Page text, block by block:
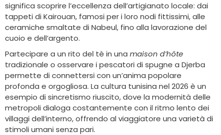
significa scoprire l’eccellenza dell’artigianato locale: dai
tappeti di Kairouan, famosi per i loro nodi fittissimi, alle
ceramiche smaltate di Nabeul, fino alla lavorazione del
cuoio e dell’argento.
Partecipare a un rito del tè in una maison d’hôte
tradizionale o osservare i pescatori di spugne a Djerba
permette di connettersi con un’anima popolare
profonda e orgogliosa. La cultura tunisina nel 2026 è un
esempio di sincretismo riuscito, dove la modernità delle
metropoli dialoga costantemente con il ritmo lento dei
villaggi dell’interno, offrendo al viaggiatore una varietà di
stimoli umani senza pari.